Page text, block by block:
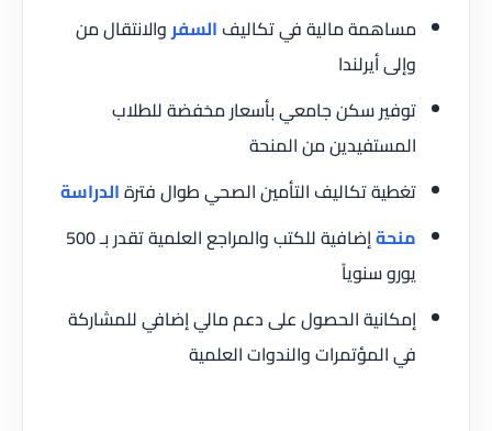
مساهمة مالية في تكاليفالسفر والانتقال من
وإلى أيرلندا
توفير سكن جامعي بأسعار مخفضة للطلاب
المستفيدين من المنحة
تغطية تكاليف التأمين الصحي طوال فترةالدراسة
منحة
إضافية للكتب والمراجع العلمية تقدر بـ 500
يورو سنوياً
إمكانية الحصول على دعم مالي إضافي للمشاركة
في المؤتمرات والندوات العلمية